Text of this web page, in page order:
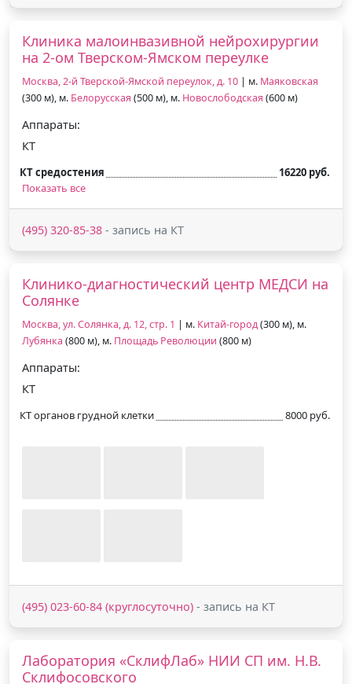
Клиника малоинвазивной нейрохирургии
на 2-ом Тверском-Ямском переулке
Москва, 2-й Тверской-Ямской переулок, д. 10 | м. Маяковская
(300 м), м. Белорусская (500 м), м. Новослободская (600 м)
Аппараты:
КТ
КТ средостения
16220 руб.
Показать все
(495) 320-85-38 - запись на КТ
Клинико-диагностический центр МЕДСИ на
Солянке
Москва, ул. Солянка, д. 12, стр. 1 | м. Китай-город(300 м), м.
Лубянка (800 м), м. Площадь Революции (800 м)
Аппараты:
КТ
КТ органов грудной клетки 8000 руб.
(495) 023-60-84 (круглосуточно) - запись на КТ
Лаборатория «СклифЛаб» НИИ СП им. Н.В.
Склифосовского